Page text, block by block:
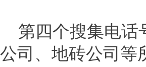
第四个搜集电话
公司、地砖公司等